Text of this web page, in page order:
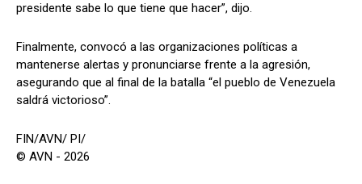
presidente sabe lo que tiene que hacer”, dijo.
Finalmente, convocó a las organizaciones políticas a
mantenerse alertas y pronunciarse frente a la agresión,
asegurando que al final de la batalla “el pueblo de Venezuela
saldrá victorioso”.
FIN/AVN/ PI/
© AVN - 2026